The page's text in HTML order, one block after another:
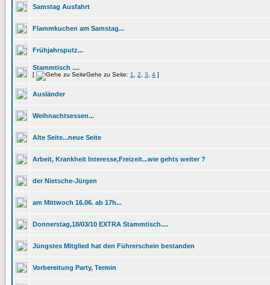
Samstag Ausfahrt
Flammkuchen am Samstag...
Frühjahrsputz...
Stammtisch ....
[ Gehe zu Seite: 1 2 3 4 ]
Ausländer
Weihnachtsessen...
Alte Seite...neue Seite
Arbeit, Krankheit Interesse,Freizeit...wie gehts weiter ?
der Nietsche-Jürgen
am Mittwoch 16.06. ab 17h...
Donnerstag,18/03/10 EXTRA Stammtisch....
Jüngstes Mitglied hat den Führerschein bestanden
Vorbereitung Party, Termin